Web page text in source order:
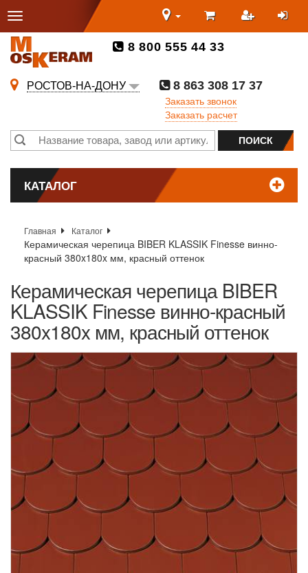
8 800 555 44 33
РОСТОВ-НА-ДОНУ
8 863 308 17 37
Заказать звонок
Заказать расчет
КАТАЛОГ
Главная Каталог
Керамическая черепица BIBER KLASSIK Finesse винно-
красный 380x180x мм, красный оттенок
Керамическая черепица BIBER
KLASSIK Finesse винно-красный
380x180x мм, красный оттенок